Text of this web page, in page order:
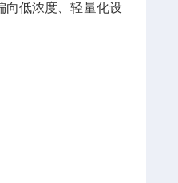
向低浓度、轻量化设